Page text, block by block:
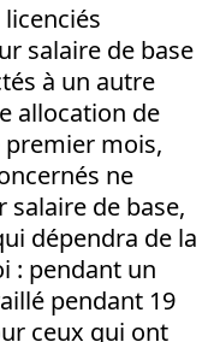
salaire de base
à un autre
allocation de
premier mois,
ne
salaire de base,
dépendra de la
: pendant un
pendant 19
ceux qui ont